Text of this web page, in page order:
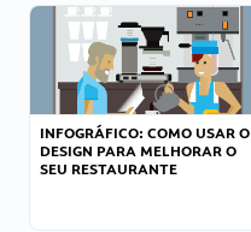
INFOGRÁFICO: COMO USAR O
DESIGN PARA MELHORAR O
SEU RESTAURANTE